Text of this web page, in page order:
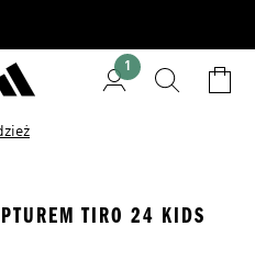
1
TIRO 24 KIDS